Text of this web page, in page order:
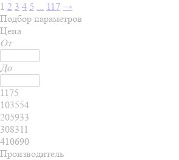
1 2 3 4 5 ... 117 →
Подбор параметров
Цена
От
До
1175
103554
205933
308311
410690
Производитель